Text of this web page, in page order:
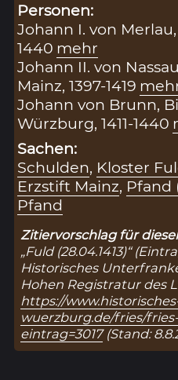
Personen:
Johann I. von
1440 mehr
Johann II. von
Mainz, 1397-1419
Johann von Brunn,
Würzburg, 1411-1440
Sachen:
Schulden, Kloster
Erzstift Mainz, Pfand
Pfand
Zitiervorschlag für
„Fuld (28.04.1413)“
Historisches
Hohen Registratur des
https://
wuerzburg.de/fries/
eintrag=3017(Stand: